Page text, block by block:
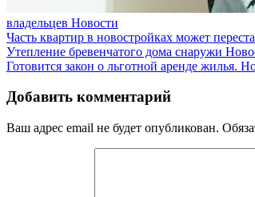
владельцев Новости
Часть квартир в новостройках может
Утепление бревенчатого дома снаружи
Готовится закон о льготной аренде жилья.
Добавить комментарий
Ваш адрес email не будет опубликован.